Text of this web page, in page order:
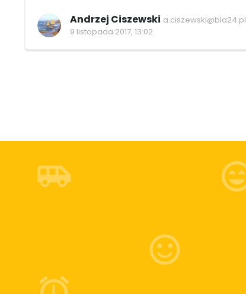
Andrzej Ciszewski a.ciszewski@bia24.pl
9 listopada 2017, 13:02